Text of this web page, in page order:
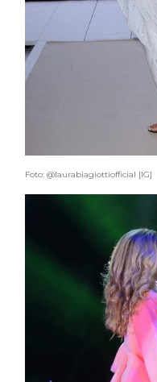
Foto: @laurabiagiottiofficial [IG]